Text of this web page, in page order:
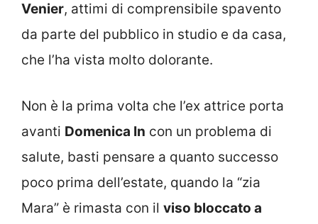
Venier, attimi di comprensibile spavento
da parte del pubblico in studio e da casa,
che l’ha vista molto dolorante.
Non è la prima volta che l’ex attrice porta
avanti Domenica In con un problema di
salute, basti pensare a quanto successo
poco prima dell’estate, quando la “zia
Mara” è rimasta con il viso bloccato a